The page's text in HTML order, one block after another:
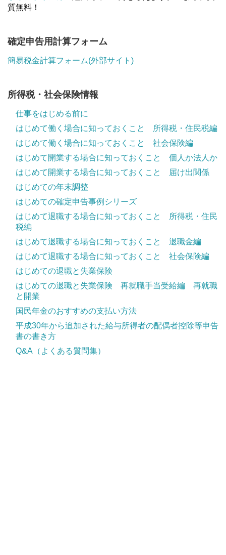
質無料！
確定申告用計算フォーム
簡易税金計算フォーム(外部サイト)
所得税・社会保険情報
仕事をはじめる前に
はじめて働く場合に知っておくこと 所得税・住民税編
はじめて働く場合に知っておくこと 社会保険編
はじめて開業する場合に知っておくこと 個人か法人か
はじめて開業する場合に知っておくこと 届け出関係
はじめての年末調整
はじめての確定申告事例シリーズ
はじめて退職する場合に知っておくこと 所得税・住民
税編
はじめて退職する場合に知っておくこと 退職金編
はじめて退職する場合に知っておくこと 社会保険編
はじめての退職と失業保険
はじめての退職と失業保険 再就職手当受給編 再就職
と開業
国民年金のおすすめの支払い方法
平成30年から追加された給与所得者の配偶者控除等申告
書の書き方
Q&A（よくある質問集）